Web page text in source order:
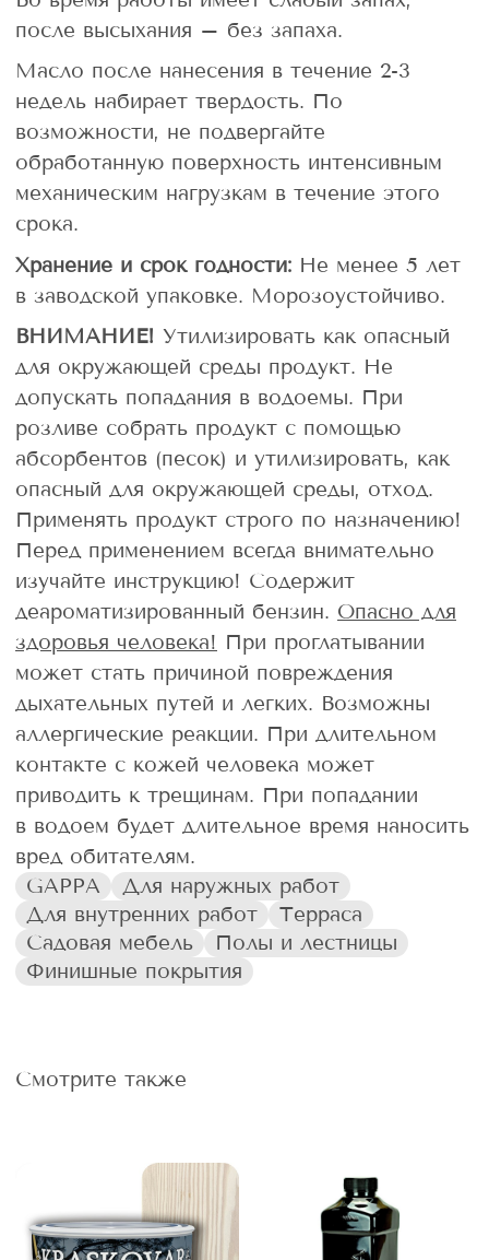
после высыхания – без запаха.
Масло после нанесения в течение 2-3
недель набирает твердость. По
возможности, не подвергайте
обработанную поверхность интенсивным
механическим нагрузкам в течение этого
срока.
Хранение и срок годности: Не менее 5 лет
в заводской упаковке. Морозоустойчиво.
ВНИМАНИЕ! Утилизировать как опасный
для окружающей среды продукт. Не
допускать попадания в водоемы. При
розливе собрать продукт с помощью
абсорбентов (песок) и утилизировать, как
опасный для окружающей среды, отход.
Применять продукт строго по назначению!
Перед применением всегда внимательно
изучайте инструкцию! Содержит
деароматизированный бензин. Опасно для
здоровья человека! При проглатывании
может стать причиной повреждения
дыхательных путей и легких. Возможны
аллергические реакции. При длительном
контакте с кожей человека может
приводить к трещинам. При попадании
в водоем будет длительное время наносить
вред обитателям.
GAPPA
Для наружных работ
Для внутренних работ
Терраса
Садовая мебель
Полы и лестницы
Финишные покрытия
Смотрите также